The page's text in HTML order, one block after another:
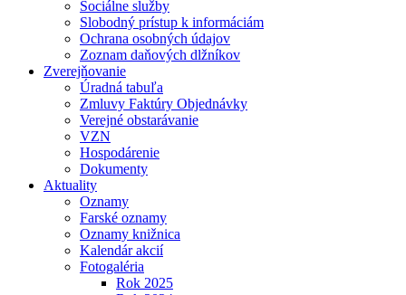
Sociálne služby
Slobodný prístup k informáciám
Ochrana osobných údajov
Zoznam daňových dlžníkov
Zverejňovanie
Úradná tabuľa
Zmluvy Faktúry Objednávky
Verejné obstarávanie
VZN
Hospodárenie
Dokumenty
Aktuality
Oznamy
Farské oznamy
Oznamy knižnica
Kalendár akcií
Fotogaléria
Rok 2025